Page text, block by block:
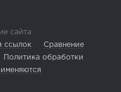
сайта
ссылок
Сравнение
Политика обработки